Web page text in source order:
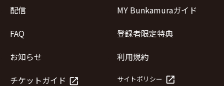
配信
MY Bunkamuraガイド
FAQ
登録者限定特典
お知らせ
利用規約
チケットガイド launch サイトポリシー launch